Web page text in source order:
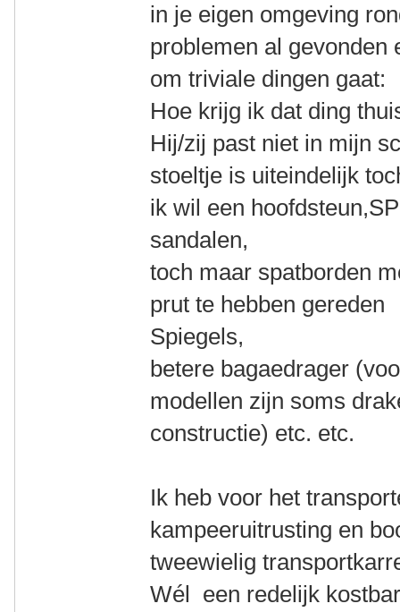
in je eigen omgeving
problemen al gevonden
om triviale dingen gaat:
Hoe krijg ik dat ding
Hij/zij past niet in mijn
stoeltje is uiteindelijk
ik wil een
sandalen,
toch maar spatborden
prut te hebben gereden
Spiegels,
betere bagaedrager
modellen zijn soms
constructie) etc. etc.
Ik heb voor het
kampeeruitrusting en
tweewielig
Wél een redelijk